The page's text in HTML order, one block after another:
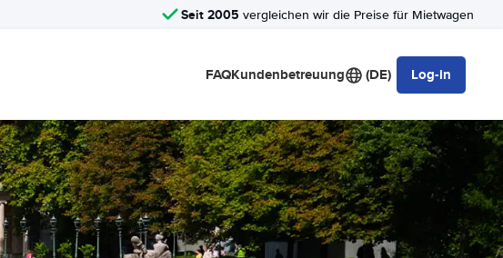
Seit 2005 vergleichen wir die Preise für Mietwagen
FAQKundenbetreuung (DE) Log-in